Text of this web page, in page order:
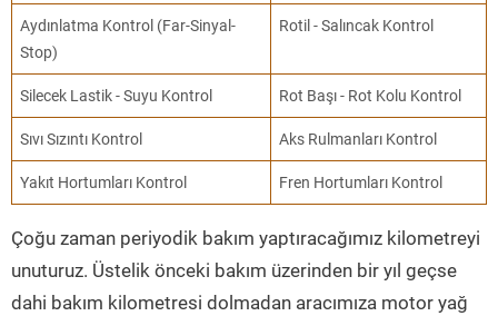
Aydınlatma Kontrol (Far-Sinyal-
Stop)
Rotil - Salıncak Kontrol
Silecek Lastik - Suyu Kontrol Rot Başı - Rot Kolu Kontrol
Sıvı Sızıntı Kontrol Aks Rulmanları Kontrol
Yakıt Hortumları Kontrol Fren Hortumları Kontrol
Çoğu zaman periyodik bakım yaptıracağımız kilometreyi
unuturuz. Üstelik önceki bakım üzerinden bir yıl geçse
dahi bakım kilometresi dolmadan aracımıza motor yağ